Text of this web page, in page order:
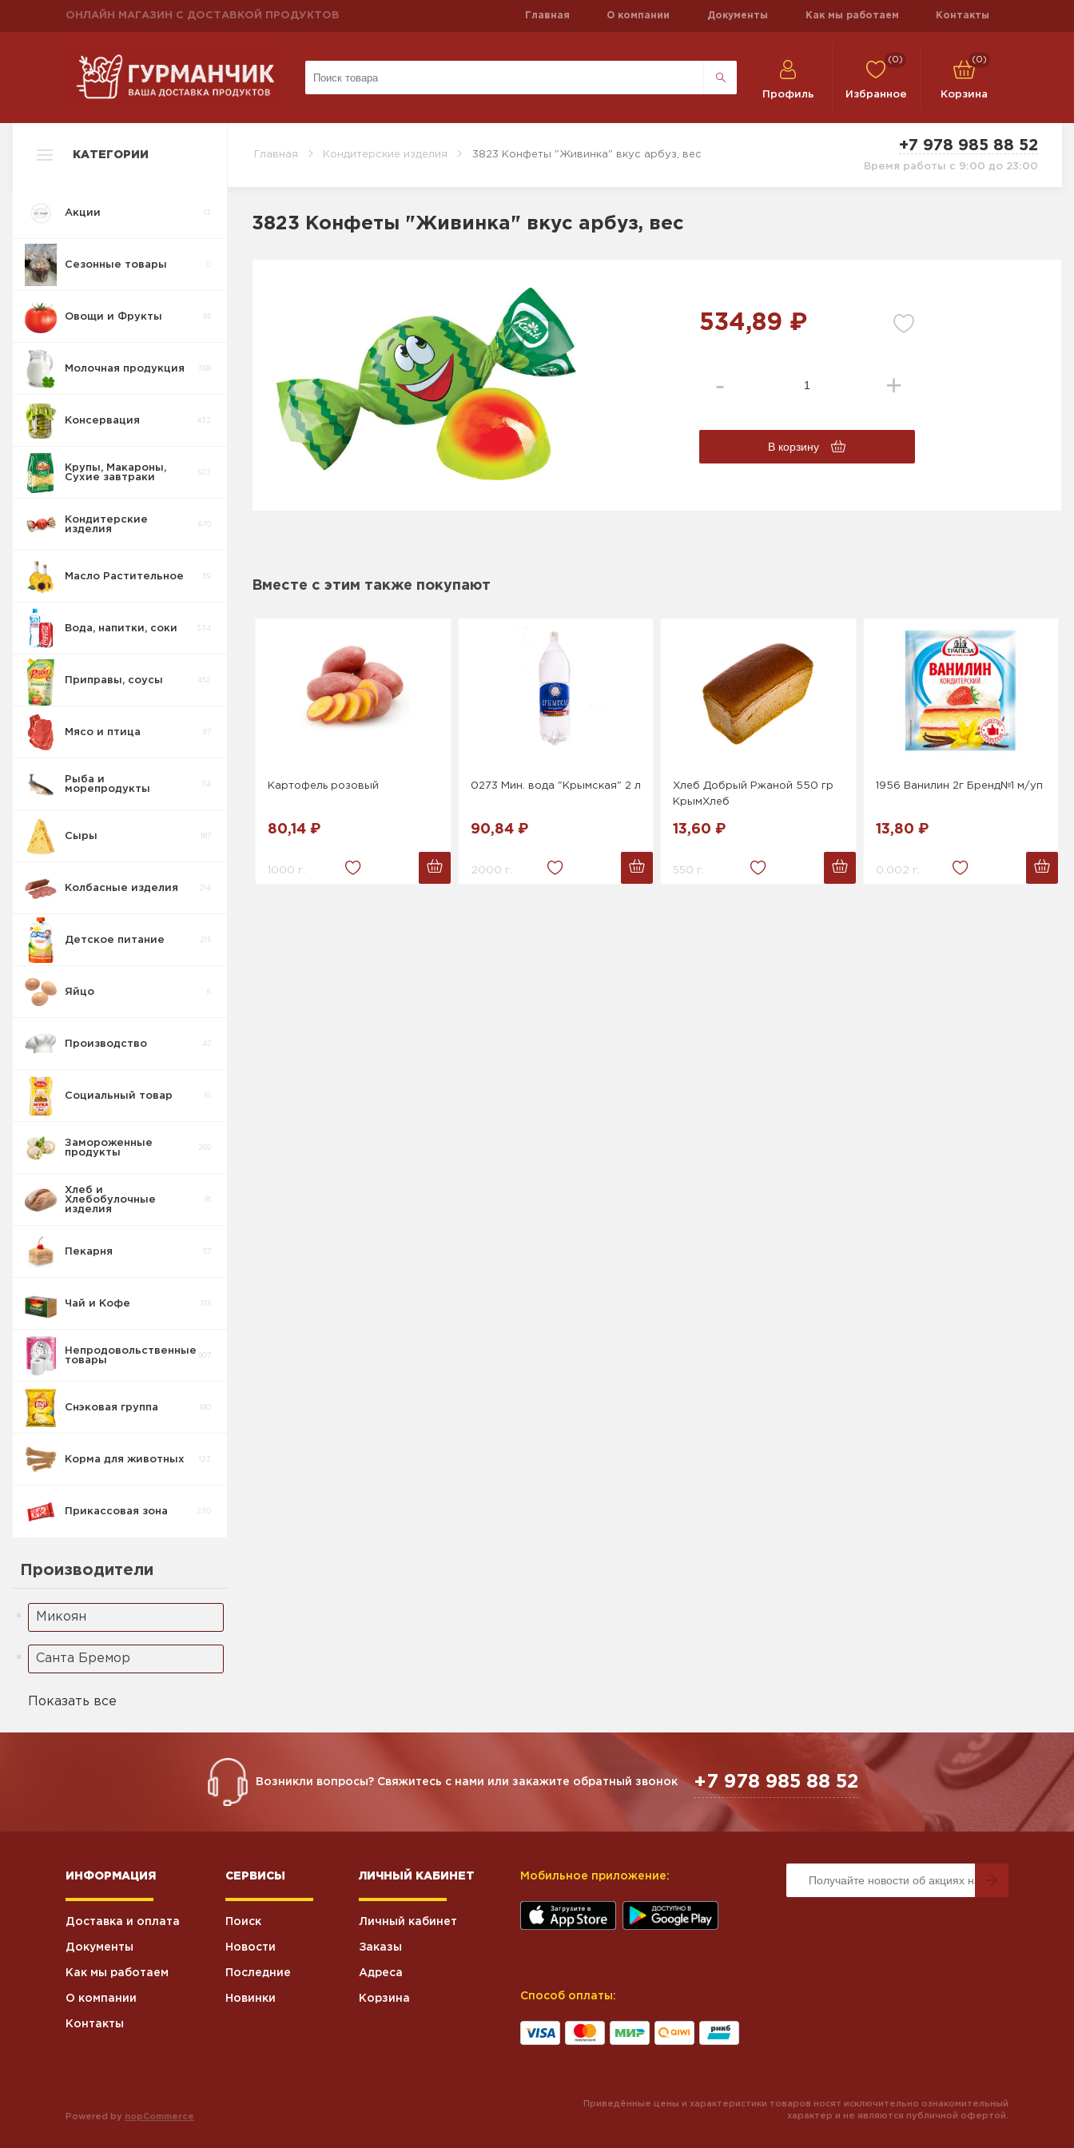
ОНЛАЙН МАГАЗИН С ДОСТАВКОЙ ПРОДУКТОВ Главная О компании Документы Как мы работаем Контакты
Профиль
(0)
Избранное
(0)
Корзина
Главная Кондитерские изделия 3823 Конфеты "Живинка" вкус арбуз, вес
+7 978 985 88 52
Время работы с 9:00 до 23:00
КАТЕГОРИИ
Акции 13
Сезонные товары
Овощи и Фрукты 95
Молочная продукция 368
Консервация 432
Крупы, Макароны,
Сухие завтраки
523
Кондитерские
изделия
670
Печенье
Изделия
Торты
Вафельные
изделия
Шоколадные
Конфеты
Сушка
Кукурузные
Масло Растительное 39
Вода, напитки, соки 334
Приправы, соусы 452
Мясо и птица 87
Рыба и
морепродукты
114
Сыры 187
Колбасные изделия 214
Детское питание 215
Яйцо 6
Производство 47
Социальный товар 61
Замороженные
продукты
269
Хлеб и
Хлебобулочные
изделия
81
Пекарня 57
Чай и Кофе 315
Непродовольственные
товары
907
Снэковая группа 190
Корма для животных 123
Прикассовая зона 230
Производители
Микоян
Санта Бремор
Показать все
3823 Конфеты "Живинка" вкус арбуз, вес
534,89 ₽
В корзину
Вместе с этим также покупают
Картофель розовый
80,14 ₽
1000 г.
0273 Мин. вода "Крымская" 2 л
90,84 ₽
2000 г.
Хлеб Добрый Ржаной 550 гр
КрымХлеб
13,60 ₽
550 г.
1956 Ванилин 2г Бренд№1 м/уп
13,80 ₽
0.002 г.
Возникли вопросы? Свяжитесь с нами или закажите обратный звонок +7 978 985 88 52
ИНФОРМАЦИЯ
Доставка и оплата
Документы
Как мы работаем
О компании
Контакты
СЕРВИСЫ
Поиск
Новости
Последние
Новинки
ЛИЧНЫЙ КАБИНЕТ
Личный кабинет
Заказы
Адреса
Корзина
Мобильное приложение:
Способ оплаты:
Powered by nopCommerce
Приведённые цены и характеристики товаров носят исключительно ознакомительный
характер и не являются публичной офертой.